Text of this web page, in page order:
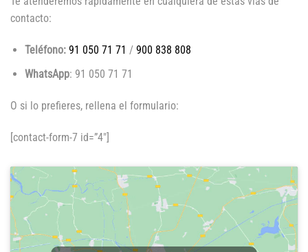
contacto:
Teléfono: 91 050 71 71 / 900 838 808
WhatsApp: 91 050 71 71
O si lo prefieres, rellena el formulario:
[contact-form-7 id=”4″]